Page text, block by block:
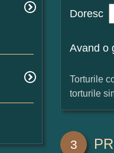
Doresc
Avand o
Torturile
torturile
3